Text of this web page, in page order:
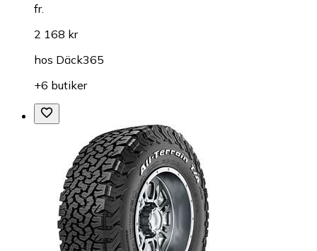
fr.
2 168 kr
hos Däck365
+6 butiker